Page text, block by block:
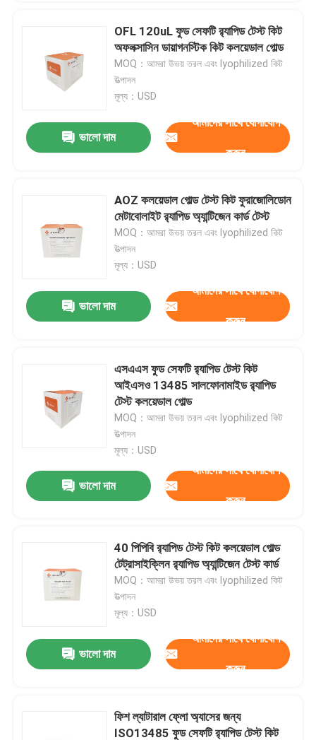
ভিডিও
মান নিয়ন্ত্রণ
যোগাযোগ করুন
OFL 120uL ফুড সেফটি র‍্যাপিড টেস্ট কিট
অফলক্সাসিন ডায়াগনস্টিক কিট কলয়েডাল গোল্ড
MOQ：আমরা উভয় তরল এবং lyophilized কিট
উত্পাদন
মূল্য：USD
ভালো দাম
আমাদের সাথে যোগাযোগ
করুন
AOZ কলয়েডাল গোল্ড টেস্ট কিট ফুরাজোলিডোন
মেটাবোলাইট র‌্যাপিড অ্যান্টিজেন কার্ড টেস্ট
MOQ：আমরা উভয় তরল এবং lyophilized কিট
উত্পাদন
মূল্য：USD
ভালো দাম
আমাদের সাথে যোগাযোগ
করুন
এসএএস ফুড সেফটি র‍্যাপিড টেস্ট কিট
আইএসও 13485 সালফোনামাইড র‍্যাপিড
টেস্ট কলয়েডাল গোল্ড
MOQ：আমরা উভয় তরল এবং lyophilized কিট
উত্পাদন
মূল্য：USD
ভালো দাম
আমাদের সাথে যোগাযোগ
করুন
40 পিপিবি র‌্যাপিড টেস্ট কিট কলয়েডাল গোল্ড
টেট্রাসাইক্লিন র‌্যাপিড অ্যান্টিজেন টেস্ট কার্ড
MOQ：আমরা উভয় তরল এবং lyophilized কিট
উত্পাদন
মূল্য：USD
ভালো দাম
আমাদের সাথে যোগাযোগ
করুন
ফিশ ল্যাটারাল ফ্লো অ্যাসের জন্য
ISO13485 ফুড সেফটি র‌্যাপিড টেস্ট কিট